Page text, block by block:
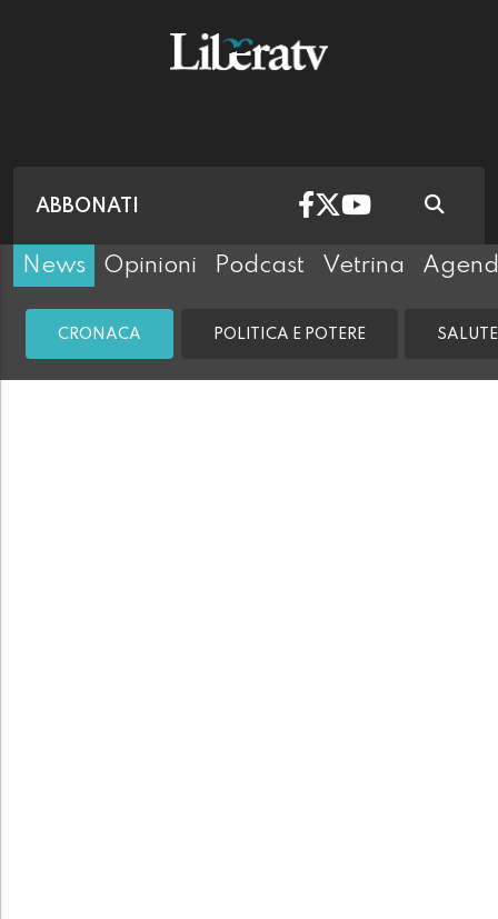
ABBONATI
News Opinioni Podcast Vetrina
CRONACA POLITICA E POTERE